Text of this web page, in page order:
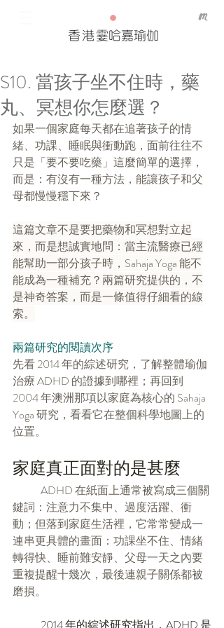
香港霎哈嘉瑜伽
Our Recent Posts
Tags
S10. 當孩子坐不住時，藥
丸、冥想你怎麼選？
如果一個家庭每天都在追著孩子的情
緒、功課、睡眠與衝動跑，面前往往不
只是「要不要吃藥」這麼簡單的選擇，
而是：有沒有一種方法，能讓孩子和父
母都慢慢穩下來？
這篇文章不是要把藥物和冥想對立起
來，而是想誠實地問：當主流醫療已經
能幫助一部分孩子時，Sahaja Yoga 能不
能成為一種補充？兩篇研究提供的，不
是神奇答案，而是一條值得仔細看的線
索。
兩篇研究的閱讀次序
先看 2014 年的綜述研究，了解整體瑜伽
治療 ADHD 的證據到哪裡；再回到
2004 年澳洲那項以家庭為核心的 Sahaja
Yoga 研究，看看它在整個科學地圖上的
位置。
家庭真正面對的是甚麼
鍵詞：注意力不集中、過度活躍、衝
動；但落到家庭生活裡，它常常變成一
連串更具體的畫面：功課坐不住、情緒
轉得快、睡前難安靜、父母一天之內要
重複提醒十幾次，最後連親子關係都被
磨損。